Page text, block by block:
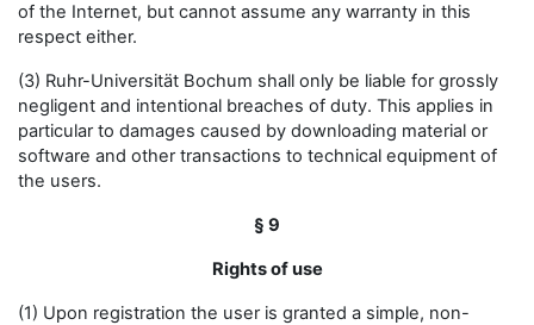
of the Internet, but cannot assume any warranty in this
respect either.
(3) Ruhr-Universität Bochum shall only be liable for grossly
negligent and intentional breaches of duty. This applies in
particular to damages caused by downloading material or
software and other transactions to technical equipment of
the users.
§ 9
Rights of use
(1) Upon registration the user is granted a simple, non-